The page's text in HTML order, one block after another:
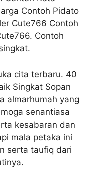
Contoh Pidato
Cute766 Contoh
Contoh
cita terbaru. 40
Singkat Sopan
almarhumah yang
senantiasa
kesabaran dan
mala petaka ini
serta taufiq dari